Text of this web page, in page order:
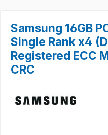
Samsung 16GB
Single Rank x4
Registered ECC
CRC